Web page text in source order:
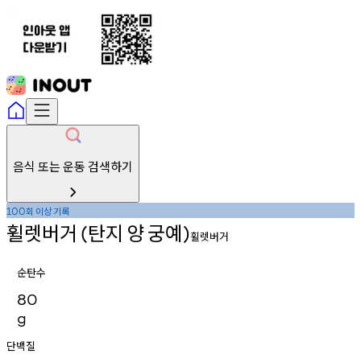
음식 또는 운동 검색하기
100회 이상기록
휠렛버거 (탄지 양궁예)휠렛버거
순탄수
80
g
단백질